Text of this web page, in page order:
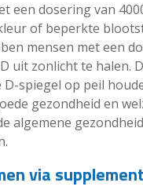
een dosering van
of beperkte
mensen met een
uit zonlicht te halen.
spiegel op peil
gezondheid en
algemene
via